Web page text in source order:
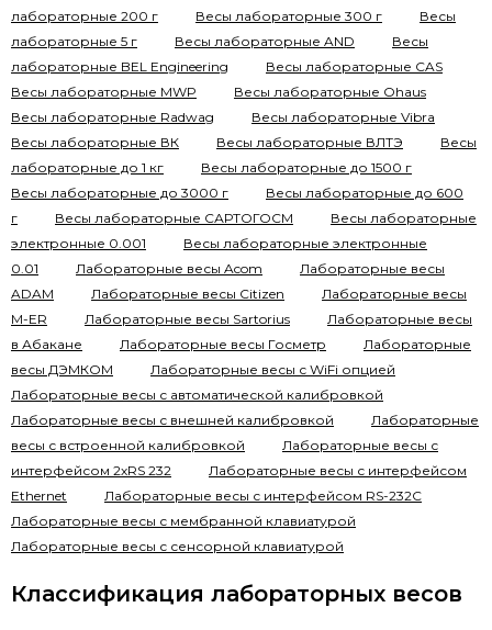
лабораторные 200 г
Весы лабораторные 300 г
Весы
лабораторные 5 г
Весы лабораторные AND
Весы
лабораторные BEL Engineering
Весы лабораторные CAS
Весы лабораторные MWP
Весы лабораторные Ohaus
Весы лабораторные Radwag
Весы лабораторные Vibra
Весы лабораторные ВК
Весы лабораторные ВЛТЭ
Весы
лабораторные до 1 кг
Весы лабораторные до 1500 г
Весы лабораторные до 3000 г
Весы лабораторные до 600
г
Весы лабораторные САРТОГОСМ
Весы лабораторные
электронные 0.001
Весы лабораторные электронные
0.01
Лабораторные весы Acom
Лабораторные весы
ADAM
Лабораторные весы Citizen
Лабораторные весы
M-ER
Лабораторные весы Sartorius
Лабораторные весы
в Абакане
Лабораторные весы Госметр
Лабораторные
весы ДЭМКОМ
Лабораторные весы с WiFi опцией
Лабораторные весы с автоматической калибровкой
Лабораторные весы с внешней калибровкой
Лабораторные
весы с встроенной калибровкой
Лабораторные весы с
интерфейсом 2хRS 232
Лабораторные весы с интерфейсом
Ethernet
Лабораторные весы с интерфейсом RS-232C
Лабораторные весы с мембранной клавиатурой
Лабораторные весы с сенсорной клавиатурой
Классификация лабораторных весов